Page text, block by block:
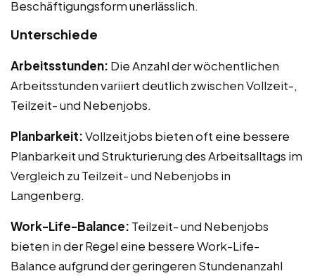
Beschäftigungsform unerlässlich.
Unterschiede
Arbeitsstunden: Die Anzahl der wöchentlichen
Arbeitsstunden variiert deutlich zwischen Vollzeit-,
Teilzeit- und Nebenjobs.
Planbarkeit:Vollzeitjobs bieten oft eine bessere
Planbarkeit und Strukturierung des Arbeitsalltags im
Vergleich zu Teilzeit- und Nebenjobs in
Langenberg.
Work-Life-Balance: Teilzeit- und Nebenjobs
bieten in der Regel eine bessere Work-Life-
Balance aufgrund der geringeren Stundenanzahl